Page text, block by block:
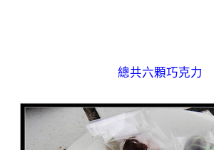
總共六顆巧克力